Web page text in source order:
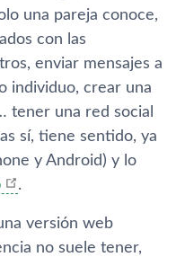
una pareja conoce,
con las
enviar mensajes a
individuo, crear una
tener una red social
sí­, tiene sentido, ya
y Android) y lo
.
versión web
no suele tener,